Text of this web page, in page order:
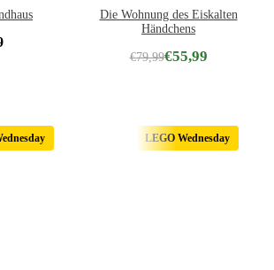
Die Wohnung des Eiskalten
Händchens
€79,99€55,99
LEGO Wednesday